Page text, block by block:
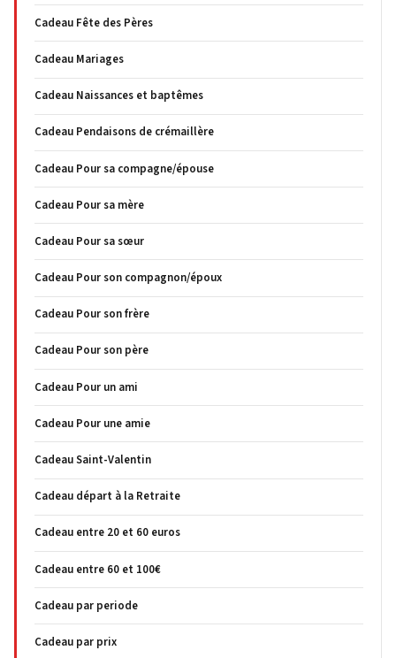
Cadeau Fête des Pères
Cadeau Mariages
Cadeau Naissances et baptêmes
Cadeau Pendaisons de crémaillère
Cadeau Pour sa compagne/épouse
Cadeau Pour sa mère
Cadeau Pour sa sœur
Cadeau Pour son compagnon/époux
Cadeau Pour son frère
Cadeau Pour son père
Cadeau Pour un ami
Cadeau Pour une amie
Cadeau Saint-Valentin
Cadeau départ à la Retraite
Cadeau entre 20 et 60 euros
Cadeau entre 60 et 100€
Cadeau par periode
Cadeau par prix